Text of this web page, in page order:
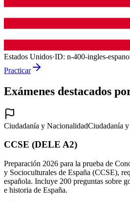
Estados Unidos·ID: n-400-ingles-
Practicar
Exámenes destacados
Ciudadanía y NacionalidadCiudadanía
CCSE (DELE A2)
Preparación 2026 para la prueba de
y Socioculturales de España (CCSE),
española. Incluye 200 preguntas sobre
e historia de España.